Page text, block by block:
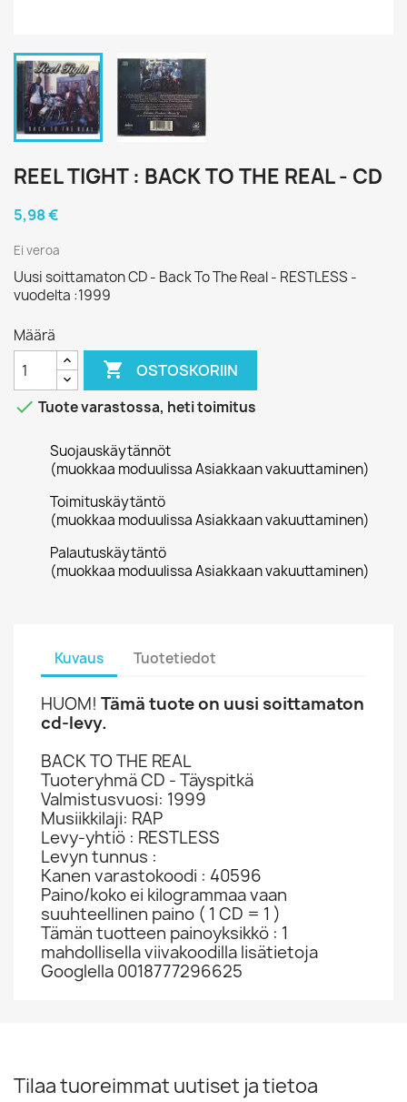
REEL TIGHT : BACK TO THE REAL - CD
5,98 €
Ei veroa
Uusi soittamaton CD - Back To The Real - RESTLESS -
vuodelta :1999
Määrä
 OSTOSKORIIN
 Tuote varastossa, heti toimitus
Suojauskäytännöt
(muokkaa moduulissa Asiakkaan vakuuttaminen)
Toimituskäytäntö
(muokkaa moduulissa Asiakkaan vakuuttaminen)
Palautuskäytäntö
(muokkaa moduulissa Asiakkaan vakuuttaminen)
Kuvaus Tuotetiedot
HUOM! Tämä tuote on uusi soittamaton
cd-levy.
BACK TO THE REAL
Tuoteryhmä CD - Täyspitkä
Valmistusvuosi: 1999
Musiikkilaji: RAP
Levy-yhtiö : RESTLESS
Levyn tunnus :
Kanen varastokoodi : 40596
Paino/koko ei kilogrammaa vaan
suuhteellinen paino ( 1 CD = 1 )
Tämän tuotteen painoyksikkö : 1
mahdollisella viivakoodilla lisätietoja
Googlella 0018777296625
Tilaa tuoreimmat uutiset ja tietoa